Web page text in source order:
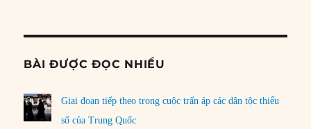
BÀI ĐƯỢC ĐỌC NHIỀU
Giai đoạn tiếp theo trong cuộc trấn áp các dân tộc thiểu
số của Trung Quốc